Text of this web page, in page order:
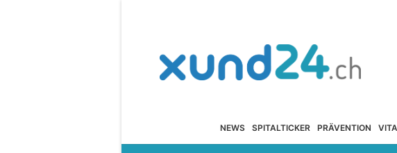
NEWS SPITALTICKER PRÄVENTION